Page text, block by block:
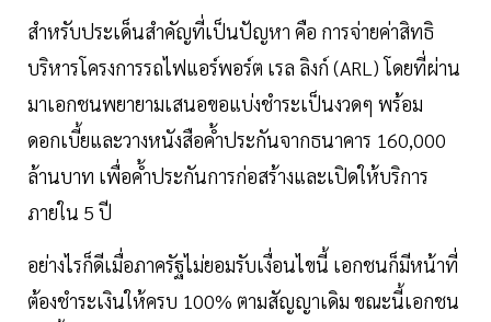
สำหรับประเด็นสำคัญที่เป็นปัญหา คือ การจ่ายค่าสิทธิ
บริหารโครงการรถไฟแอร์พอร์ต เรล ลิงก์ (ARL) โดยที่ผ่าน
มาเอกชนพยายามเสนอขอแบ่งชำระเป็นงวดๆ พร้อม
ดอกเบี้ยและวางหนังสือค้ำประกันจากธนาคาร 160,000
ล้านบาท เพื่อค้ำประกันการก่อสร้างและเปิดให้บริการ
ภายใน 5 ปี
อย่างไรก็ดีเมื่อภาครัฐไม่ยอมรับเงื่อนไขนี้ เอกชนก็มีหน้าที่
ต้องชำระเงินให้ครบ 100% ตามสัญญาเดิม ขณะนี้เอกชน